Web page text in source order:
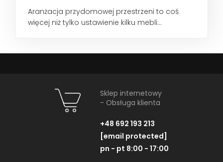
Aranżacja przydomowej przestrzeni to coś
więcej niż tylko ustawienie kilku mebli...
Sklep internetowy
- Obsługa klienta
+48 692 193 213
[email protected]
pn - pt 8:00 - 17:00